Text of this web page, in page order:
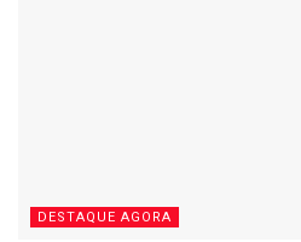
DESTAQUE AGORA